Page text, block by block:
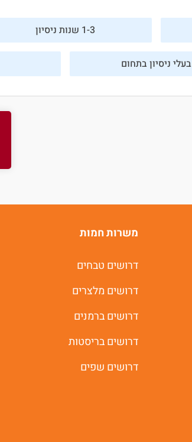
1-3 שנות ניסיון
בעלי ניסיון בתחום
משרות חמות
דרושים טבחים
דרושים מלצרים
דרושים ברמנים
דרושים בריסטות
דרושים שפים